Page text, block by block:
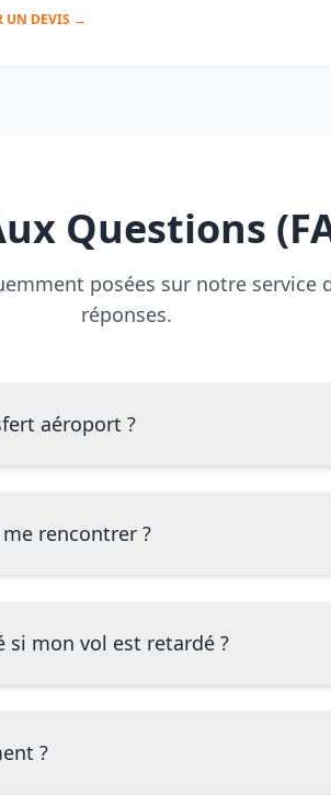
UN DEVIS →
Questions
posées sur notre service
réponses.
aéroport ?
rencontrer ?
mon vol est retardé ?
?